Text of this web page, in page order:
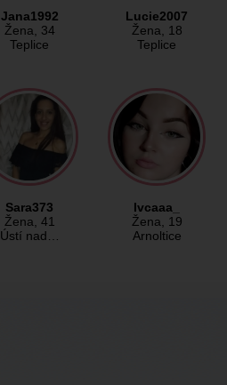
Jana1992
Žena, 34
Teplice
Lucie2007
Žena, 18
Teplice
Sara373
Žena, 41
Ústí nad…
Ivcaaa_
Žena, 19
Arnoltice